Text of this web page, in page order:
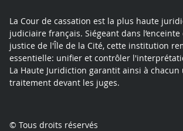
La Cour de cassation est la plus haute
judiciaire français. Siégeant dans l’enceinte
justice de l'Île de la Cité, cette institution
essentielle: unifier et contrôler
La Haute Juridiction garantit ainsi à chacun
traitement devant les juges.
© Tous droits réservés